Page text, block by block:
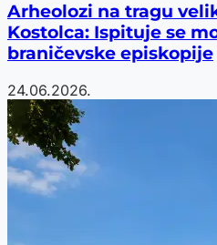
Arheolozi na tragu
Kostolca: Ispituje se
braničevske episkopije
24.06.2026.